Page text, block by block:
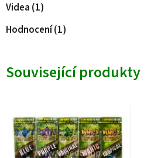
Videa (1)
Hodnocení (1)
Související produkty